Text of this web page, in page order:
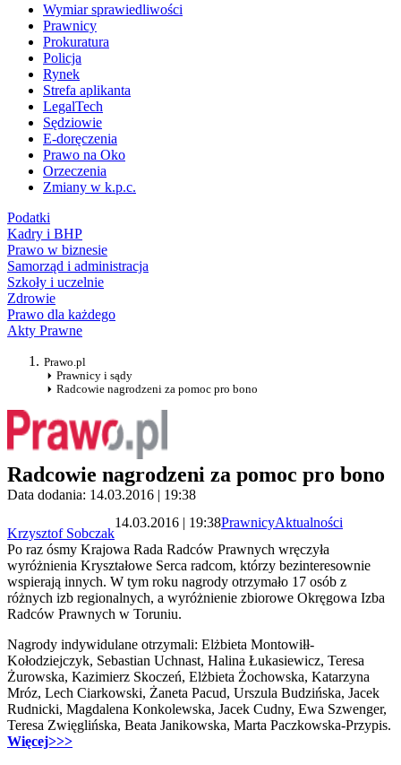
Wymiar sprawiedliwości
Prawnicy
Prokuratura
Policja
Rynek
Strefa aplikanta
LegalTech
Sędziowie
E-doręczenia
Prawo na Oko
Orzeczenia
Zmiany w k.p.c.
Podatki
Kadry i BHP
Prawo w biznesie
Samorząd i administracja
Szkoły i uczelnie
Zdrowie
Prawo dla każdego
Akty Prawne
Prawo.pl
Prawnicy i sądy
Radcowie nagrodzeni za pomoc pro bono
Radcowie nagrodzeni za pomoc pro bono
Data dodania: 14.03.2016 | 19:38
Krzysztof Sobczak
14.03.2016 | 19:38PrawnicyAktualności
Po raz ósmy Krajowa Rada Radców Prawnych wręczyła
wyróżnienia Kryształowe Serca radcom, którzy bezinteresownie
wspierają innych. W tym roku nagrody otrzymało 17 osób z
różnych izb regionalnych, a wyróżnienie zbiorowe Okręgowa Izba
Radców Prawnych w Toruniu.
Nagrody indywidulane otrzymali: Elżbieta Montowiłł-
Kołodziejczyk, Sebastian Uchnast, Halina Łukasiewicz, Teresa
Żurowska, Kazimierz Skoczeń, Elżbieta Żochowska, Katarzyna
Mróz, Lech Ciarkowski, Żaneta Pacud, Urszula Budzińska, Jacek
Rudnicki, Magdalena Konkolewska, Jacek Cudny, Ewa Szwenger,
Teresa Zwięglińska, Beata Janikowska, Marta Paczkowska-Przypis.
Więcej>>>